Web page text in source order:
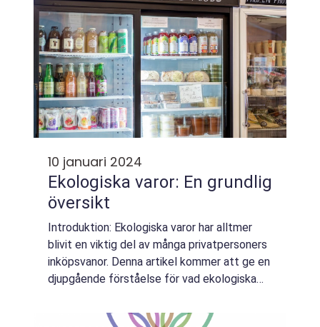
10 januari 2024
Ekologiska varor: En grundlig
översikt
Introduktion: Ekologiska varor har alltmer
blivit en viktig del av många privatpersoners
inköpsvanor. Denna artikel kommer att ge en
djupgående förståelse för vad ekologiska
popularitet och fördelar. Vi...